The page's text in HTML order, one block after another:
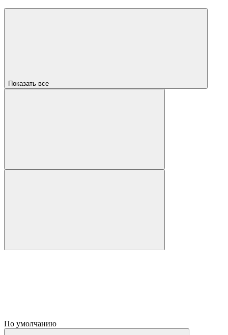
Показать все
По умолчанию